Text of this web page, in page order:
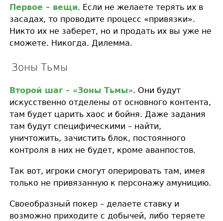
Первое – вещи. Если не желаете терять их в
засадах, то проводите процесс «привязки».
Никто их не заберет, но и продать их вы уже не
сможете. Никогда. Дилемма.
Зоны Тьмы
Второй шаг – «Зоны Тьмы». Они будут
искусственно отделены от основного контента,
там будет царить хаос и бойня. Даже задания
там будут специфическими – найти,
уничтожить, зачистить блок, постоянного
контроля в них не будет, кроме аванпостов.
Так вот, игроки смогут оперировать там, имея
только не привязанную к персонажу амуницию.
Своеобразный покер – делаете ставку и
возможно приходите с добычей, либо теряете